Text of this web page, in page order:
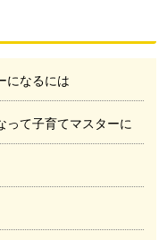
になるには
って子育てマスターに